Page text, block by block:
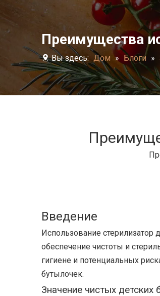
Преимущества
Вы здесь: Дом » Блоги »
Введение
Использование стерилизатор
обеспечение чистоты и
гигиене и потенциальных
бутылочек.
Значение чистых детских